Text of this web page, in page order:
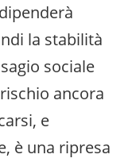
la stabilità
sociale
ancora
e
è una ripresa